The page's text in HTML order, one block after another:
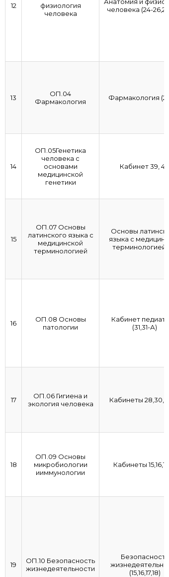
12
физиология
человека
человека (24-
13
ОП.04
Фармакология
Фармакология
14
ОП.05Генетика
человека с
основами
медицинской
генетики
Кабинет 39, 40
15
ОП.07 Основы
латинского языка с
медицинской
терминологией
Основы
языка с
терминологией
16
ОП.08 Основы
патологии
Кабинет
(31,31-А)
17
ОП.06 Гигиена и
экология человека
Кабинеты
18
ОП.09 Основы
микробиологии
ииммунологии
Кабинеты
19
ОП.10 Безопасность
жизнедеятельности
Безопасность
(15,16,17,18)